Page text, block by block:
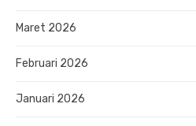
Maret 2026
Februari 2026
Januari 2026